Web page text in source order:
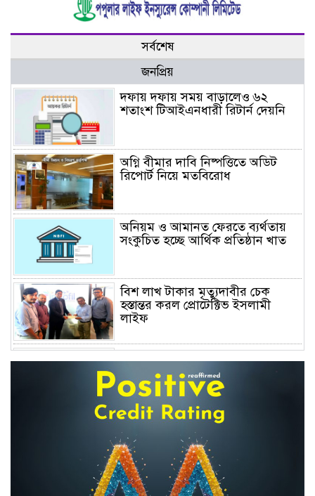
সর্বশেষ
জনপ্রিয়
দফায় দফায় সময় বাড়ালেও ৬২
শতাংশ টিআইএনধারী রিটার্ন দেয়নি
অগ্নি বীমার দাবি নিষ্পত্তিতে অডিট
রিপোর্ট নিয়ে মতবিরোধ
অনিয়ম ও আমানত ফেরতে ব্যর্থতায়
সংকুচিত হচ্ছে আর্থিক প্রতিষ্ঠান খাত
বিশ লাখ টাকার মৃত্যুদাবীর চেক
হস্তান্তর করল প্রোটেক্টিভ ইসলামী
লাইফ
শেয়ার দর, ডিএসইর সতর্কবার্তা